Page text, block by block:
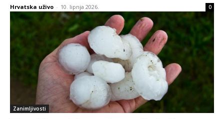
Hrvatska uživo - 10. lipnja 2026. 0
Zanimljivosti